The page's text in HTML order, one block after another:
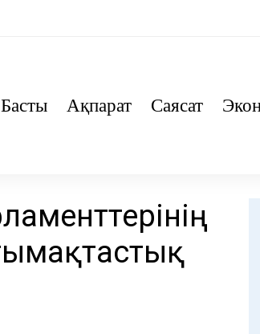
Басты Ақпарат Саясат